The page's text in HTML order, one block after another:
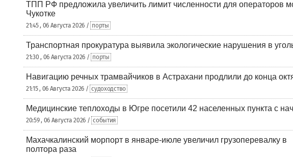
ТПП РФ предложила увеличить лимит численности для операторов
Чукотке
21:45 , 06 Августа 2026 / порты
Транспортная прокуратура выявила экологические нарушения в
21:30 , 06 Августа 2026 / порты
Навигацию речных трамвайчиков в Астрахани продлили до конца
21:15 , 06 Августа 2026 / судоходство
Медицинские теплоходы в Югре посетили 42 населенных пункта с
20:59 , 06 Августа 2026 / события
Махачкалинский морпорт в январе-июле увеличил грузоперевалку в
полтора раза